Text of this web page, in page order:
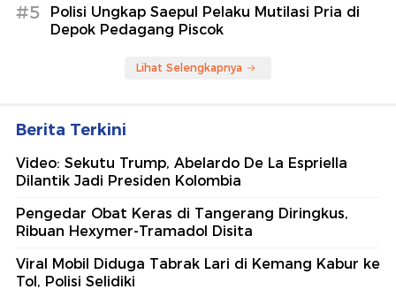
#5
Polisi Ungkap Saepul Pelaku Mutilasi Pria di
Depok Pedagang Piscok
Lihat Selengkapnya
Berita Terkini
Video: Sekutu Trump, Abelardo De La Espriella
Dilantik Jadi Presiden Kolombia
Pengedar Obat Keras di Tangerang Diringkus,
Ribuan Hexymer-Tramadol Disita
Viral Mobil Diduga Tabrak Lari di Kemang Kabur ke
Tol, Polisi Selidiki